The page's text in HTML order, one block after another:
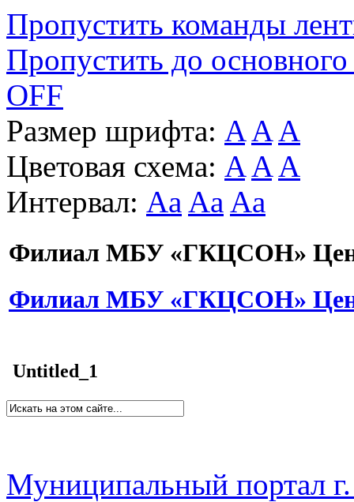
Пропустить команды
Пропустить до основного
OFF
Размер шрифта: A A A
Цветовая схема: A A A
Интервал: Aa Aa Aa
Филиал МБУ «ГКЦСОН»
Филиал МБУ «ГКЦСОН»
Untitled_1
Муниципальный портал